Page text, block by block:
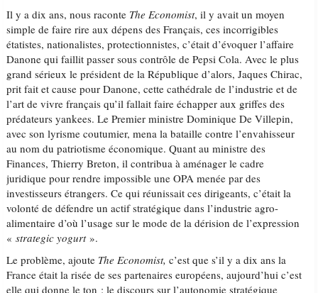
Il y a dix ans, nous raconte The Economist, il y avait un moyen
simple de faire rire aux dépens des Français, ces incorrigibles
étatistes, nationalistes, protectionnistes, c’était d’évoquer l’affaire
Danone qui faillit passer sous contrôle de Pepsi Cola. Avec le plus
grand sérieux le président de la République d’alors, Jaques Chirac,
prit fait et cause pour Danone, cette cathédrale de l’industrie et de
l’art de vivre français qu’il fallait faire échapper aux griffes des
prédateurs yankees. Le Premier ministre Dominique De Villepin,
avec son lyrisme coutumier, mena la bataille contre l’envahisseur
au nom du patriotisme économique. Quant au ministre des
Finances, Thierry Breton, il contribua à aménager le cadre
juridique pour rendre impossible une OPA menée par des
investisseurs étrangers. Ce qui réunissait ces dirigeants, c’était la
volonté de défendre un actif stratégique dans l’industrie agro-
alimentaire d’où l’usage sur le mode de la dérision de l’expression
«strategic yogurt».
Le problème, ajoute The Economist,c’est que s’il y a dix ans la
France était la risée de ses partenaires européens, aujourd’hui c’est
elle qui donne le ton : le discours sur l’autonomie stratégique